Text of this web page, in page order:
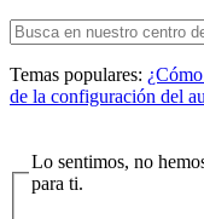
Temas populares:
de la configuración del
Lo sentimos, no
para ti.